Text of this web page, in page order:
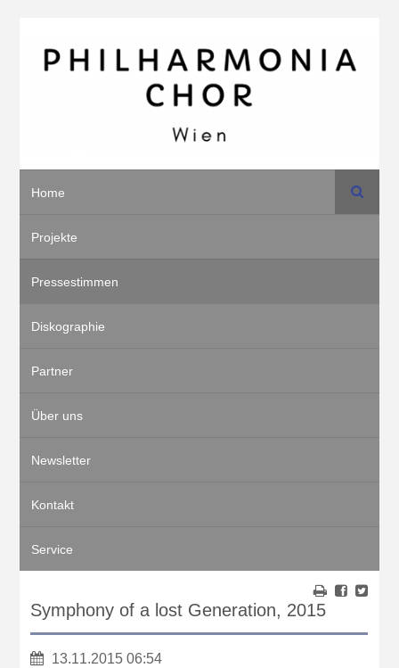
Home
Projekte
Pressestimmen
Diskographie
Partner
Über uns
Newsletter
Kontakt
Service
Suche
Symphony of a lost Generation, 2015
13.11.2015 06:54